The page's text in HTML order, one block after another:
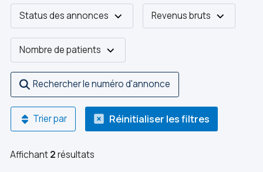
Status des annonces Revenus bruts
Nombre de patients
Rechercher le numéro d'annonce
Trier par Réinitialiser les filtres
Affichant2résultats